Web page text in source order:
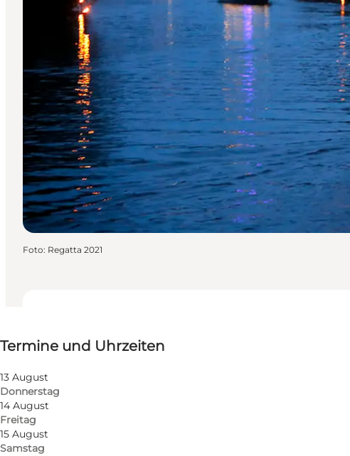
Termine und Uhrzeiten
13 August
Donnerstag
14 August
Freitag
15 August
Samstag
Kostenlos
Foto: Regatta 2021